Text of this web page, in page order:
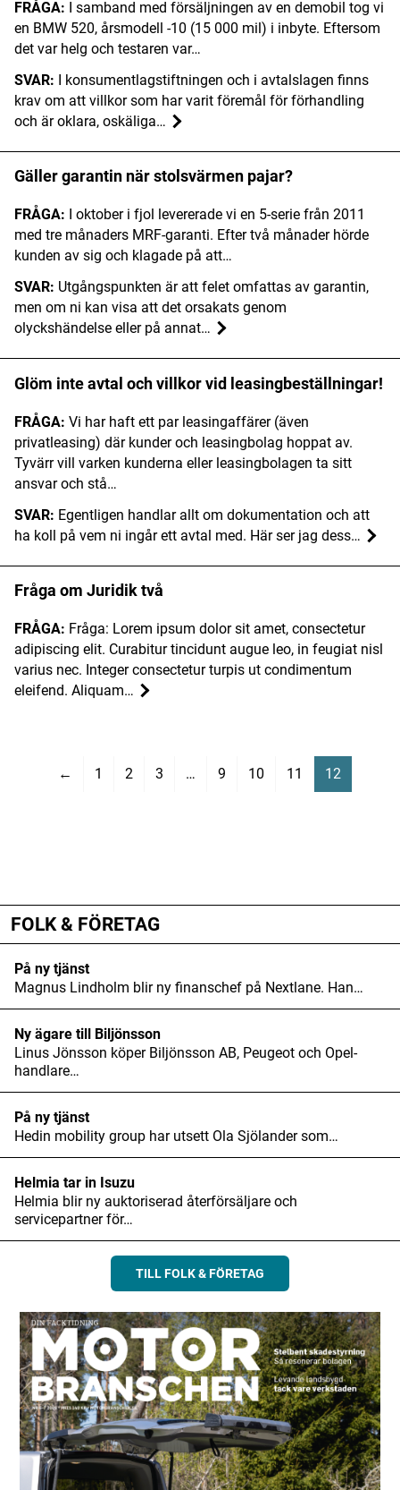
FRÅGA: I samband med försäljningen av en demobil tog vi
en BMW 520, årsmodell -10 (15 000 mil) i inbyte. Eftersom
det var helg och testaren var…
SVAR: I konsumentlagstiftningen och i avtalslagen finns
krav om att villkor som har varit föremål för förhandling
och är oklara, oskäliga…
Gäller garantin när stolsvärmen pajar?
FRÅGA: I oktober i fjol levererade vi en 5-serie från 2011
med tre månaders MRF-garanti. Efter två månader hörde
kunden av sig och klagade på att…
SVAR: Utgångspunkten är att felet omfattas av garantin,
men om ni kan visa att det orsakats genom
olyckshändelse eller på annat…
Glöm inte avtal och villkor vid leasingbeställningar!
FRÅGA: Vi har haft ett par leasingaffärer (även
privatleasing) där kunder och leasingbolag hoppat av.
Tyvärr vill varken kunderna eller leasingbolagen ta sitt
ansvar och stå…
SVAR: Egentligen handlar allt om dokumentation och att
ha koll på vem ni ingår ett avtal med. Här ser jag dess…
Fråga om Juridik två
FRÅGA: Fråga: Lorem ipsum dolor sit amet, consectetur
adipiscing elit. Curabitur tincidunt augue leo, in feugiat nisl
varius nec. Integer consectetur turpis ut condimentum
eleifend. Aliquam…
← 1 2 3 … 9 10 11 12
FOLK & FÖRETAG
På ny tjänst
Magnus Lindholm blir ny finanschef på Nextlane. Han…
Ny ägare till Biljönsson
Linus Jönsson köper Biljönsson AB, Peugeot och Opel-
handlare…
På ny tjänst
Hedin mobility group har utsett Ola Sjölander som…
Helmia tar in Isuzu
Helmia blir ny auktoriserad återförsäljare och
servicepartner för…
TILL FOLK & FÖRETAG